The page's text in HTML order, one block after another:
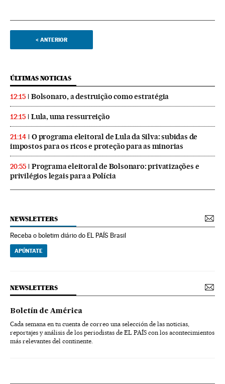
< ANTERIOR
ÚLTIMAS NOTICIAS
12:15 Bolsonaro, a destruição como estratégia
12:15 Lula, uma ressurreição
21:14
O programa eleitoral de Lula da Silva: subidas de
impostos para os ricos e proteção para as minorias
20:55
Programa eleitoral de Bolsonaro: privatizações e
privilégios legais para a Polícia
NEWSLETTERS
Receba o boletim diário do EL PAÍS Brasil
APÚNTATE
NEWSLETTERS
Boletín de América
Cada semana en tu cuenta de correo una selección de las noticias,
reportajes y análisis de los periodistas de EL PAÍS con los acontecimientos
más relevantes del continente.